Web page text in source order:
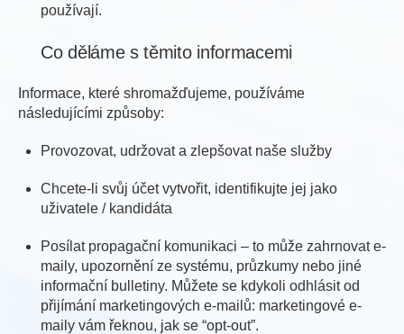
používají.
Co děláme s těmito informacemi
Informace, které shromažďujeme, používáme
následujícími způsoby:
Provozovat, udržovat a zlepšovat naše služby
Chcete-li svůj účet vytvořit, identifikujte jej jako
uživatele / kandidáta
Posílat propagační komunikaci – to může zahrnovat e-
maily, upozornění ze systému, průzkumy nebo jiné
informační bulletiny. Můžete se kdykoli odhlásit od
přijímání marketingových e-mailů: marketingové e-
maily vám řeknou, jak se “opt-out”.